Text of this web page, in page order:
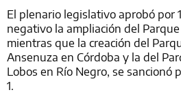
El plenario legislativo aprobó por
negativo la ampliación del
mientras que la creación del
Ansenuza en Córdoba y la del
Lobos en Río Negro, se sancionó
1.